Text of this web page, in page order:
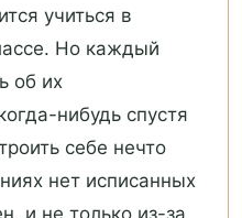
учиться в
Но каждый
об их
нибудь спустя
себе нечто
нет исписанных